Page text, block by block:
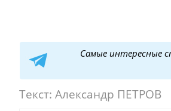
Самые интересные
Текст: Александр ПЕТРОВ